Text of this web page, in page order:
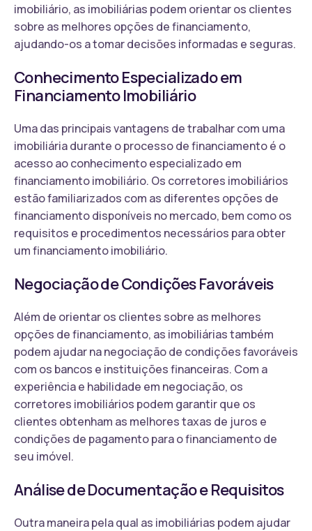
imobiliário, as imobiliárias podem orientar os clientes
sobre as melhores opções de financiamento,
ajudando-os a tomar decisões informadas e seguras.
Conhecimento Especializado em
Financiamento Imobiliário
Uma das principais vantagens de trabalhar com uma
imobiliária durante o processo de financiamento é o
acesso ao conhecimento especializado em
financiamento imobiliário. Os corretores imobiliários
estão familiarizados com as diferentes opções de
financiamento disponíveis no mercado, bem como os
requisitos e procedimentos necessários para obter
um financiamento imobiliário.
Negociação de Condições Favoráveis
Além de orientar os clientes sobre as melhores
opções de financiamento, as imobiliárias também
podem ajudar na negociação de condições favoráveis
com os bancos e instituições financeiras. Com a
experiência e habilidade em negociação, os
corretores imobiliários podem garantir que os
clientes obtenham as melhores taxas de juros e
condições de pagamento para o financiamento de
seu imóvel.
Análise de Documentação e Requisitos
Outra maneira pela qual as imobiliárias podem ajudar